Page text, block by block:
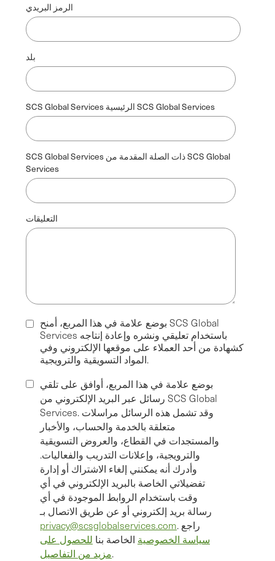
الرمز البريدي
بلد
SCS Global Services الرئيسية SCS Global Services
SCS Global Services ذات الصلة المقدمة من SCS Global
Services
التعليقات
بوضع علامة في هذا المربع، أمنح SCS Global
Services باستخدام تعليقي ونشره وإعادة إنتاجه
كشهادة من أحد العملاء على موقعها الإلكتروني وفي
المواد التسويقية والترويجية.
بوضع علامة في هذا المربع، أوافق على تلقي
رسائل عبر البريد الإلكتروني من SCS Global
Services. وقد تشمل هذه الرسائل مراسلات
متعلقة بالخدمة والحساب، والأخبار
والمستجدات في القطاع، والعروض التسويقية
والترويجية، وإعلانات التدريب والفعاليات.
وأدرك أنه يمكنني إلغاء الاشتراك أو إدارة
تفضيلاتي الخاصة بالبريد الإلكتروني في أي
وقت باستخدام الروابط الموجودة في أي
رسالة بريد إلكتروني أو عن طريق الاتصال بـ
privacy@scsglobalservices.com . راجع
سياسة الخصوصية الخاصة بنا للحصول على
مزيد من التفاصيل.